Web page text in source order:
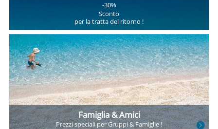
-30%
Sconto
per la tratta del ritorno !
Famiglia & Amici
Prezzi specialiper Gruppi& Famiglie !